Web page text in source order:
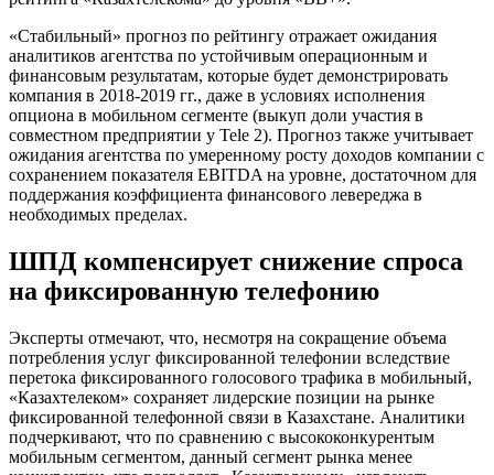
«Стабильный» прогноз по рейтингу отражает ожидания
аналитиков агентства по устойчивым операционным и
финансовым результатам, которые будет демонстрировать
компания в 2018-2019 гг., даже в условиях исполнения
опциона в мобильном сегменте (выкуп доли участия в
совместном предприятии у Tele 2). Прогноз также учитывает
ожидания агентства по умеренному росту доходов компании с
сохранением показателя EBITDA на уровне, достаточном для
поддержания коэффициента финансового левереджа в
необходимых пределах.
ШПД компенсирует снижение спроса
на фиксированную телефонию
Эксперты отмечают, что, несмотря на сокращение объема
потребления услуг фиксированной телефонии вследствие
перетока фиксированного голосового трафика в мобильный,
«Казахтелеком» сохраняет лидерские позиции на рынке
фиксированной телефонной связи в Казахстане. Аналитики
подчеркивают, что по сравнению с высококонкурентым
мобильным сегментом, данный сегмент рынка менее